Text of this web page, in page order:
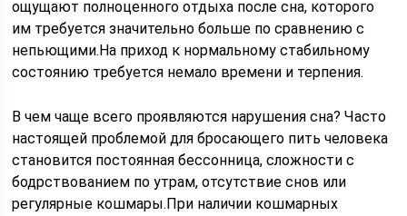
ощущают полноценного отдыха после сна, которого
им требуется значительно больше по сравнению с
непьющими.На приход к нормальному стабильному
состоянию требуется немало времени и терпения.
В чем чаще всего проявляются нарушения сна? Часто
настоящей проблемой для бросающего пить человека
становится постоянная бессонница, сложности с
бодрствованием по утрам, отсутствие снов или
регулярные кошмары.При наличии кошмарных